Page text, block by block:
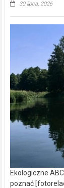
30 lipca, 2026
Ekologiczne
poznać